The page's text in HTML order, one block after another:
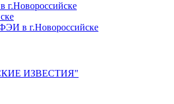
в г.Новороссийске
ИЗВЕСТИЯ"